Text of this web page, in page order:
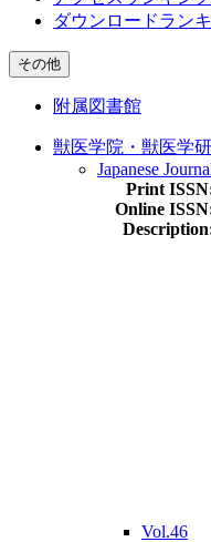
ダウンロードラン
その他
附属図書館
獣医学院・獣医学
Japanese
Print
Online
Vol.46